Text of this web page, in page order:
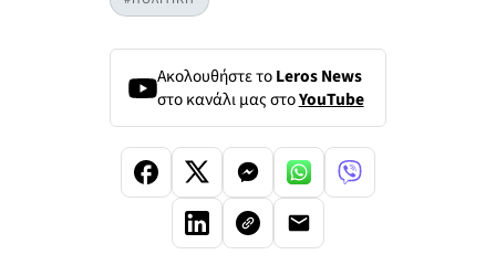
Ακολουθήστε τοLeros News
στο κανάλι μας στοYouTube